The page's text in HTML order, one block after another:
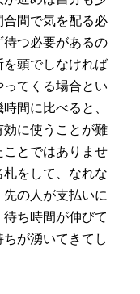
合間で気を配る必
つ必要があるの
頭でしなければ
てくる場合とい
間に比べると、
に使うことが難
ことではありませ
をして、なれな
の人が支払いに
ち時間が伸びて
が湧いてきてし